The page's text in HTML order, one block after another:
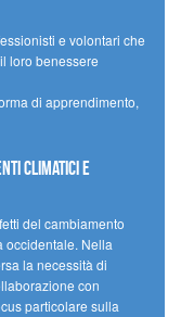
e volontari che
loro benessere
di apprendimento,
climatici e
del cambiamento
occidentale. Nella
la necessità di
con
particolare sulla